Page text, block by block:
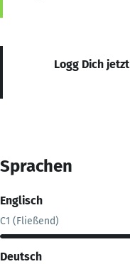
Logg Dich
Sprachen
Englisch
C1 (Fließend)
Deutsch